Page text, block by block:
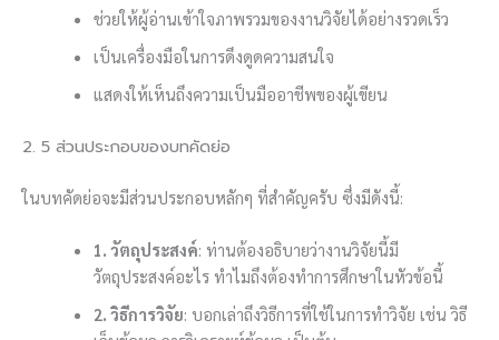
ช่วยให้ผู้อ่านเข้าใจภาพรวมของงานวิจัยได้อย่างรวดเร็ว
เป็นเครื่องมือในการดึงดูดความสนใจ
แสดงให้เห็นถึงความเป็นมืออาชีพของผู้เขียน
2. 5 ส่วนประกอบของบทคัดย่อ
ในบทคัดย่อจะมีส่วนประกอบหลักๆ ที่สำคัญครับ ซึ่งมีดังนี้:
1. วัตถุประสงค์: ท่านต้องอธิบายว่างานวิจัยนี้มี
วัตถุประสงค์อะไร ทำไมถึงต้องทำการศึกษาในหัวข้อนี้
2. วิธีการวิจัย: บอกเล่าถึงวิธีการที่ใช้ในการทำวิจัย เช่น วิธี